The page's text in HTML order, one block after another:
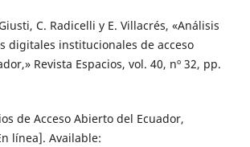
C. Radicelli y E. Villacrés, «Análisis
digitales institucionales de acceso
Revista Espacios, vol. 40, nº 32, pp.
de Acceso Abierto del Ecuador,
línea]. Available: